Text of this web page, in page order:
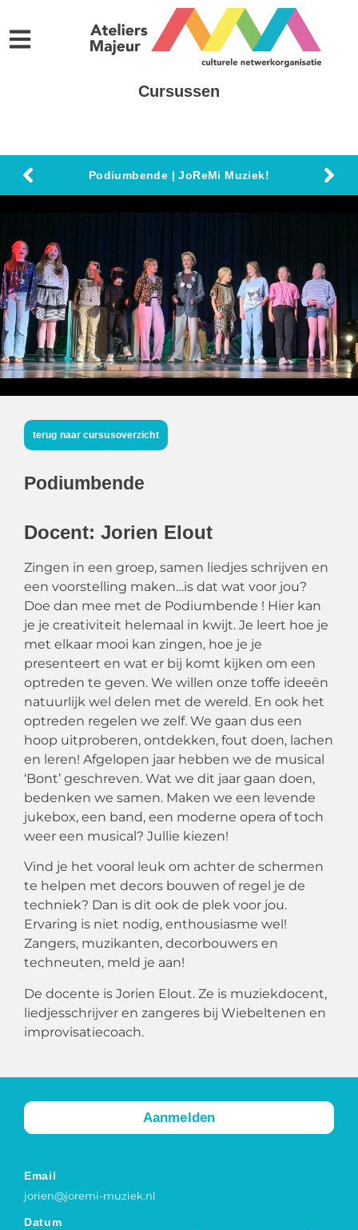
Cursussen
Podiumbende | JoReMi Muziek!
terug naar cursusoverzicht
Podiumbende
Docent: Jorien Elout
Zingen in een groep, samen liedjes schrijven en
een voorstelling maken…is dat wat voor jou?
Doe dan mee met de Podiumbende ! Hier kan
je je creativiteit helemaal in kwijt. Je leert hoe je
met elkaar mooi kan zingen, hoe je je
presenteert en wat er bij komt kijken om een
optreden te geven. We willen onze toffe ideeën
natuurlijk wel delen met de wereld. En ook het
optreden regelen we zelf. We gaan dus een
hoop uitproberen, ontdekken, fout doen, lachen
en leren! Afgelopen jaar hebben we de musical
‘Bont’ geschreven. Wat we dit jaar gaan doen,
bedenken we samen. Maken we een levende
jukebox, een band, een moderne opera of toch
weer een musical? Jullie kiezen!
Vind je het vooral leuk om achter de schermen
te helpen met decors bouwen of regel je de
techniek? Dan is dit ook de plek voor jou.
Ervaring is niet nodig, enthousiasme wel!
Zangers, muzikanten, decorbouwers en
techneuten, meld je aan!
De docente is Jorien Elout. Ze is muziekdocent,
liedjesschrijver en zangeres bij Wiebeltenen en
improvisatiecoach.
Aanmelden
Email
jorien@joremi-muziek.nl
Datum